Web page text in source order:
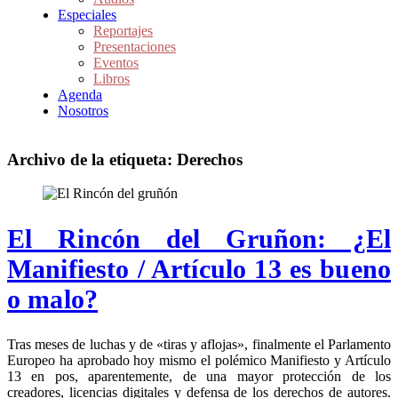
Especiales
Reportajes
Presentaciones
Eventos
Libros
Agenda
Nosotros
Archivo de la etiqueta: Derechos
El Rincón del Gruñon: ¿El
Manifiesto / Artículo 13 es bueno
o malo?
Tras meses de luchas y de «tiras y aflojas», finalmente el Parlamento
Europeo ha aprobado hoy mismo el polémico Manifiesto y Artículo
13 en pos, aparentemente, de una mayor protección de los
creadores, licencias digitales y defensa de los derechos de autores.